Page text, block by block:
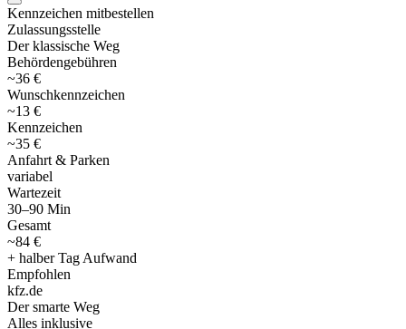
Kennzeichen mitbestellen
Zulassungsstelle
Der klassische Weg
Behördengebühren
~36 €
Wunschkennzeichen
~13 €
Kennzeichen
~35 €
Anfahrt & Parken
variabel
Wartezeit
30–90 Min
Gesamt
~84 €
+ halber Tag Aufwand
Empfohlen
kfz.de
Der smarte Weg
Alles inklusive